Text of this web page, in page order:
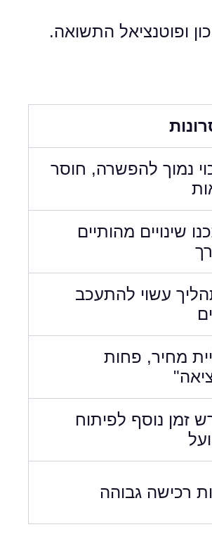
ופוטנציאל התשואה.
נמוך להפשרה, חוסר
שינויים מהותיים
עשוי להתעכב
מחיר, פחות
זמן נוסף לפיתוח
רכישה גבוהה